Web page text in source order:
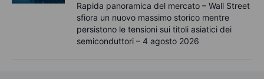
Rapida panoramica del mercato – Wall Street
sfiora un nuovo massimo storico mentre
persistono le tensioni sui titoli asiatici dei
semiconduttori – 4 agosto 2026